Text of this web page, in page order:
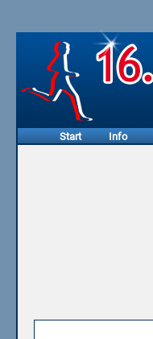
Start Info